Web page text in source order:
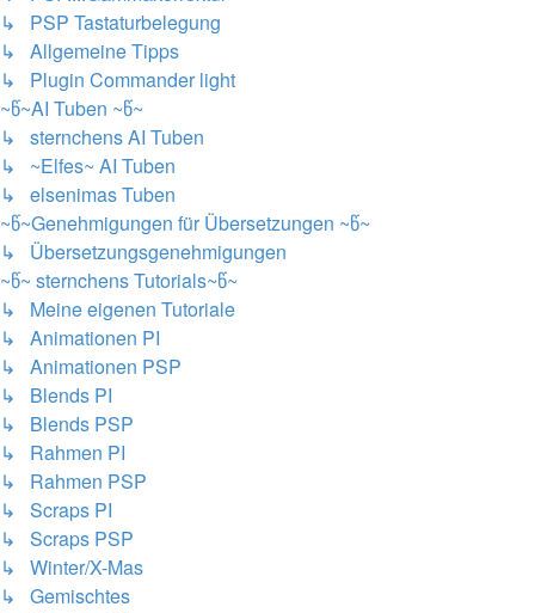
↳ PSP Tastaturbelegung
↳ Allgemeine Tipps
↳ Plugin Commander light
~წ~AI Tuben ~წ~
↳ sternchens AI Tuben
↳ ~Elfes~ AI Tuben
↳ elsenimas Tuben
~წ~Genehmigungen für Übersetzungen ~წ~
↳ Übersetzungsgenehmigungen
~წ~ sternchens Tutorials~წ~
↳ Meine eigenen Tutoriale
↳ Animationen PI
↳ Animationen PSP
↳ Blends PI
↳ Blends PSP
↳ Rahmen PI
↳ Rahmen PSP
↳ Scraps PI
↳ Scraps PSP
↳ Winter/X-Mas
↳ Gemischtes